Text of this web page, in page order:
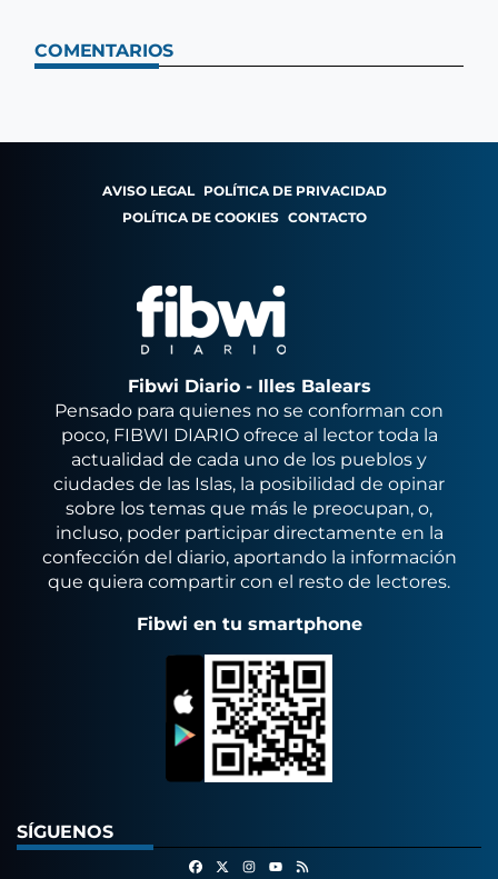
COMENTARIOS
AVISO LEGAL POLÍTICA DE PRIVACIDAD
POLÍTICA DE COOKIES CONTACTO
Fibwi Diario - Illes Balears
Pensado para quienes no se conforman con
poco, FIBWI DIARIO ofrece al lector toda la
actualidad de cada uno de los pueblos y
ciudades de las Islas, la posibilidad de opinar
sobre los temas que más le preocupan, o,
incluso, poder participar directamente en la
confección del diario, aportando la información
que quiera compartir con el resto de lectores.
Fibwi en tu smartphone
SÍGUENOS
FacebookInstagram